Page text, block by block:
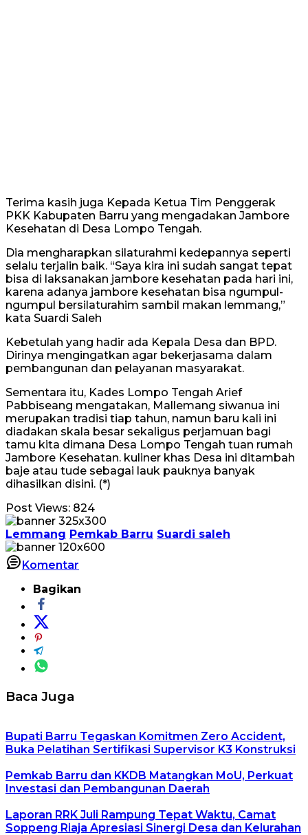
Terima kasih juga Kepada Ketua Tim Penggerak
PKK Kabupaten Barru yang mengadakan Jambore
Kesehatan di Desa Lompo Tengah.
Dia mengharapkan silaturahmi kedepannya seperti
selalu terjalin baik. “Saya kira ini sudah sangat tepat
bisa di laksanakan jambore kesehatan pada hari ini,
karena adanya jambore kesehatan bisa ngumpul-
ngumpul bersilaturahim sambil makan lemmang,”
kata Suardi Saleh
Kebetulah yang hadir ada Kepala Desa dan BPD.
Dirinya mengingatkan agar bekerjasama dalam
pembangunan dan pelayanan masyarakat.
Sementara itu, Kades Lompo Tengah Arief
Pabbiseang mengatakan, Mallemang siwanua ini
merupakan tradisi tiap tahun, namun baru kali ini
diadakan skala besar sekaligus perjamuan bagi
tamu kita dimana Desa Lompo Tengah tuan rumah
Jambore Kesehatan. kuliner khas Desa ini ditambah
baje atau tude sebagai lauk pauknya banyak
dihasilkan disini. (*)
Post Views: 824
Lemmang Pemkab Barru Suardi saleh
Komentar
Bagikan
Baca Juga
Bupati Barru Tegaskan Komitmen Zero Accident,
Buka Pelatihan Sertifikasi Supervisor K3 Konstruksi
Pemkab Barru dan KKDB Matangkan MoU, Perkuat
Investasi dan Pembangunan Daerah
Laporan RRK Juli Rampung Tepat Waktu, Camat
Soppeng Riaja Apresiasi Sinergi Desa dan Kelurahan